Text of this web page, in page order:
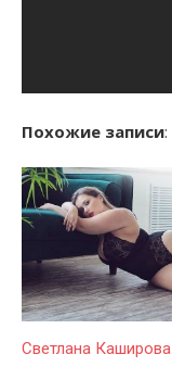
Похожие записи:
Светлана Каширова